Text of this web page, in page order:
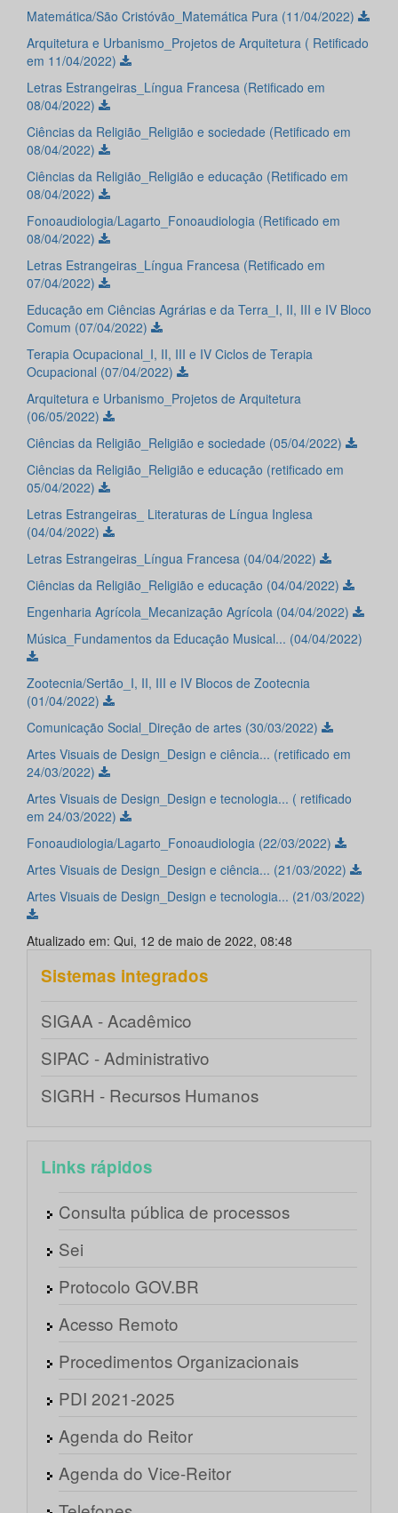
Matemática/São Cristóvão_Matemática Pura (11/04/2022)
Arquitetura e Urbanismo_Projetos de Arquitetura ( Retificado
em 11/04/2022)
Letras Estrangeiras_Língua Francesa (Retificado em
08/04/2022)
Ciências da Religião_Religião e sociedade (Retificado em
08/04/2022)
Ciências da Religião_Religião e educação (Retificado em
08/04/2022)
Fonoaudiologia/Lagarto_Fonoaudiologia (Retificado em
08/04/2022)
Letras Estrangeiras_Língua Francesa (Retificado em
07/04/2022)
Educação em Ciências Agrárias e da Terra_I, II, III e IV Bloco
Comum (07/04/2022)
Terapia Ocupacional_I, II, III e IV Ciclos de Terapia
Ocupacional (07/04/2022)
Arquitetura e Urbanismo_Projetos de Arquitetura
(06/05/2022)
Ciências da Religião_Religião e sociedade (05/04/2022)
Ciências da Religião_Religião e educação (retificado em
05/04/2022)
Letras Estrangeiras_ Literaturas de Língua Inglesa
(04/04/2022)
Letras Estrangeiras_Língua Francesa (04/04/2022)
Ciências da Religião_Religião e educação (04/04/2022)
Engenharia Agrícola_Mecanização Agrícola (04/04/2022)
Música_Fundamentos da Educação Musical... (04/04/2022)
Zootecnia/Sertão_I, II, III e IV Blocos de Zootecnia
(01/04/2022)
Comunicação Social_Direção de artes (30/03/2022)
Artes Visuais de Design_Design e ciência... (retificado em
24/03/2022)
Artes Visuais de Design_Design e tecnologia... ( retificado
em 24/03/2022)
Fonoaudiologia/Lagarto_Fonoaudiologia (22/03/2022)
Artes Visuais de Design_Design e ciência... (21/03/2022)
Artes Visuais de Design_Design e tecnologia... (21/03/2022)
Atualizado em: Qui, 12 de maio de 2022, 08:48
Sistemas integrados
SIGAA - Acadêmico
SIPAC - Administrativo
SIGRH - Recursos Humanos
Links rápidos
Consulta pública de processos
Sei
Protocolo GOV.BR
Acesso Remoto
Procedimentos Organizacionais
PDI 2021-2025
Agenda do Reitor
Agenda do Vice-Reitor